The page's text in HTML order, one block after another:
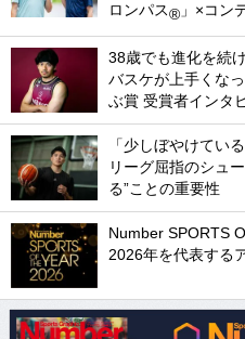
ロンパス® 」×コン
38歳でも進化を続
バスケが上手くな
ぶ賞 受賞者インタ
「少しぼやけてい
リーグ屈指のシュ
る”ことの重要性
Number SPORTS
2026年を代表する